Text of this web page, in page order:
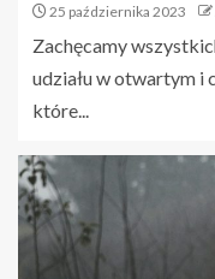
25 października 2023
Zachęcamy
udziału w otwartym i
które...